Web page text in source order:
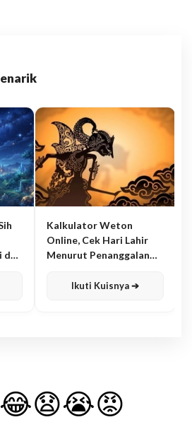
Kalkulator Weton
Online, Cek Hari Lahir
Menurut Penanggalan
Ikuti Kuisnya ➔
😂😧😭😡